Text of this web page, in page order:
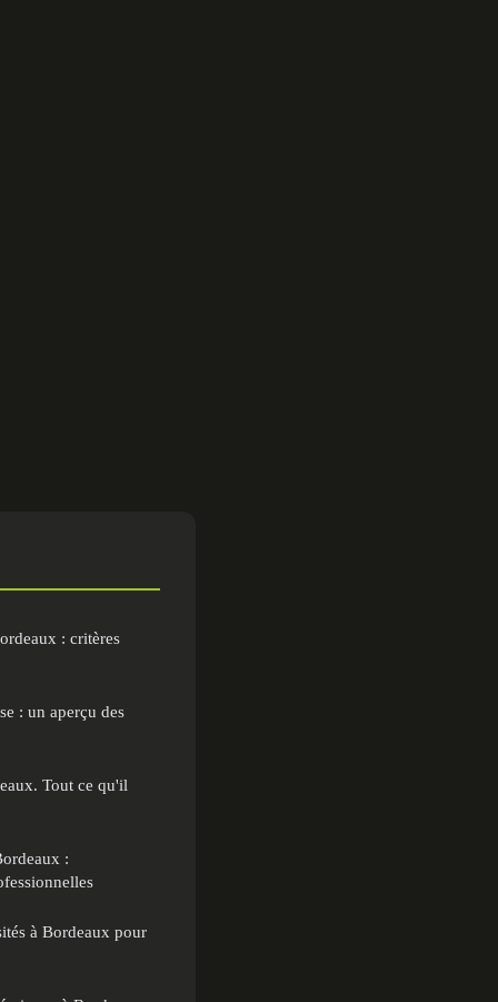
: critères
: un aperçu des
Tout ce qu'il
:
à Bordeaux pour